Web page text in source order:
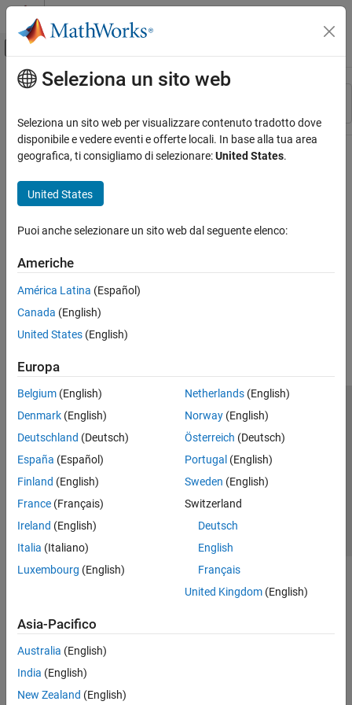
Vai al contenuto
Attiva/disattiva menu di navigazione
Risorsa
Stato
Contenuto principale
Seleziona un sito web
Seleziona un sito web per visualizzare contenuto tradotto dove
disponibile e vedere eventi e offerte locali. In base alla tua area
geografica, ti consigliamo di selezionare:United States.
United States
Puoi anche selezionare un sito web dal seguente elenco:
Americhe
América Latina (Español)
Canada (English)
United States (English)
Europa
Belgium (English)
Denmark (English)
Deutschland (Deutsch)
España (Español)
Finland (English)
France (Français)
Ireland (English)
Italia (Italiano)
Luxembourg (English)
Netherlands(English)
Norway(English)
Österreich (Deutsch)
Portugal (English)
Sweden (English)
Switzerland
Deutsch
English
Français
United Kingdom(English)
Asia-Pacifico
Australia (English)
India (English)
New Zealand (English)
Centro di fiducia
Informativa sulla privacy
Antipirateria
Stato dell'applicazione
Contatti
© 1994-2026 The MathWorks, Inc.